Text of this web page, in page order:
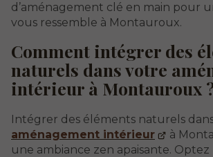
d’aménagement clé en main pour
vous ressemble à Montauroux.
Comment intégrer des
naturels dans votre
intérieur à Montauroux
Intégrer des éléments naturels
aménagement intérieur
à
une ambiance zen apaisante.